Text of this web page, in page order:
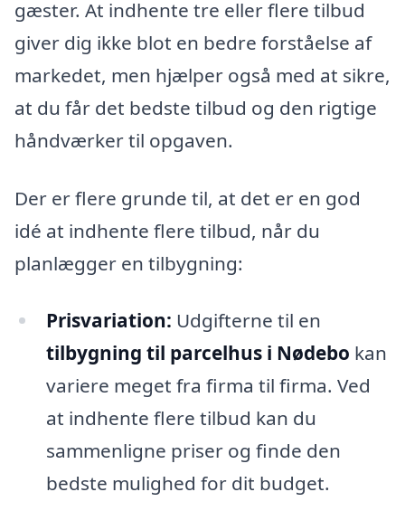
gæster. At indhente tre eller flere tilbud
giver dig ikke blot en bedre forståelse af
markedet, men hjælper også med at sikre,
at du får det bedste tilbud og den rigtige
håndværker til opgaven.
Der er flere grunde til, at det er en god
idé at indhente flere tilbud, når du
planlægger en tilbygning:
Prisvariation: Udgifterne til en
tilbygning til parcelhus i Nødebo kan
variere meget fra firma til firma. Ved
at indhente flere tilbud kan du
sammenligne priser og finde den
bedste mulighed for dit budget.